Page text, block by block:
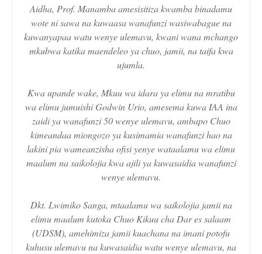
Aidha, Prof. Manamba amesisitiza kwamba binadamu
wote ni sawa na kuwaasa wanafunzi wasiwabague na
kuwanyapaa watu wenye ulemavu, kwani wana mchango
mkubwa katika maendeleo ya chuo, jamii, na taifa kwa
ujumla.
Kwa upande wake, Mkuu wa idara ya elimu na mratibu
wa elimu jumuishi Godwin Urio, amesema kuwa IAA ina
zaidi ya wanafunzi 50 wenye ulemavu, ambapo Chuo
kimeandaa miongozo ya kusimamia wanafunzi hao na
lakini pia wameanzisha ofisi yenye wataalamu wa elimu
maalum na saikolojia kwa ajili ya kuwasaidia wanafunzi
wenye ulemavu.
Dkt. Lwimiko Sanga, mtaalamu wa saikolojia jamii na
elimu maalum kutoka Chuo Kikuu cha Dar es salaam
(UDSM), amehimiza jamii kuachana na imani potofu
kuhusu ulemavu na kuwasaidia watu wenye ulemavu, na